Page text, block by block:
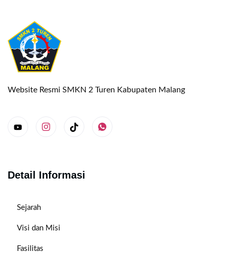
Website Resmi SMKN 2 Turen Kabupaten Malang
Detail Informasi
Sejarah
Visi dan Misi
Fasilitas